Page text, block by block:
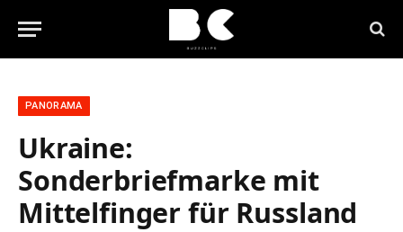
PANORAMA
Ukraine:
Sonderbriefmarke mit
Mittelfinger für Russland